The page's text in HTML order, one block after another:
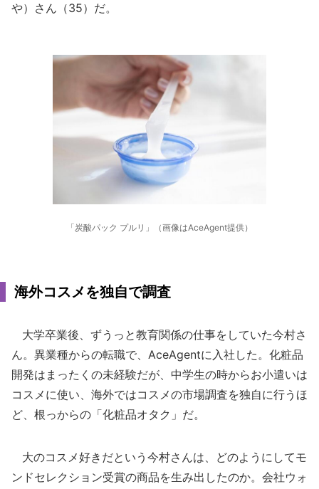
や）さん（35）だ。
「炭酸パック プルリ」（画像はAceAgent提供）
海外コスメを独自で調査
大学卒業後、ずうっと教育関係の仕事をしていた今村さ
ん。異業種からの転職で、AceAgentに入社した。化粧品
開発はまったくの未経験だが、中学生の時からお小遣いは
コスメに使い、海外ではコスメの市場調査を独自に行うほ
ど、根っからの「化粧品オタク」だ。
大のコスメ好きだという今村さんは、どのようにしてモ
ンドセレクション受賞の商品を生み出したのか。会社ウォ